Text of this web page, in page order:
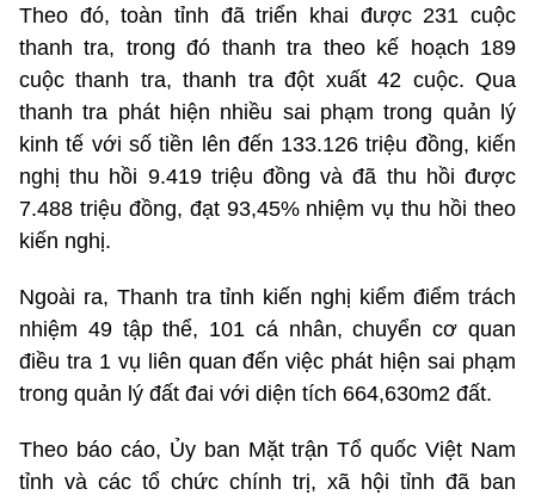
Theo đó, toàn tỉnh đã triển khai được 231 cuộc
thanh tra, trong đó thanh tra theo kế hoạch 189
cuộc thanh tra, thanh tra đột xuất 42 cuộc. Qua
thanh tra phát hiện nhiều sai phạm trong quản lý
kinh tế với số tiền lên đến 133.126 triệu đồng, kiến
nghị thu hồi 9.419 triệu đồng và đã thu hồi được
7.488 triệu đồng, đạt 93,45% nhiệm vụ thu hồi theo
kiến nghị.
Ngoài ra, Thanh tra tỉnh kiến nghị kiểm điểm trách
nhiệm 49 tập thể, 101 cá nhân, chuyển cơ quan
điều tra 1 vụ liên quan đến việc phát hiện sai phạm
trong quản lý đất đai với diện tích 664,630m2 đất.
Theo báo cáo, Ủy ban Mặt trận Tổ quốc Việt Nam
tỉnh và các tổ chức chính trị, xã hội tỉnh đã ban